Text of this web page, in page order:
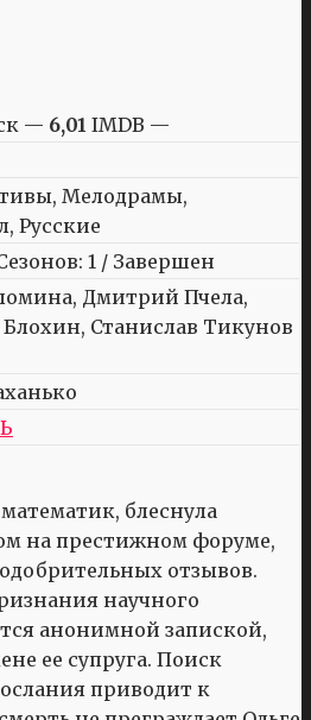
— 6,01 IMDB —
Мелодрамы,
Русские
1 / Завершен
Дмитрий Пчела,
Станислав Тикунов
блеснула
на престижном форуме,
отзывов.
научного
анонимной запиской,
ее супруга. Поиск
приводит к